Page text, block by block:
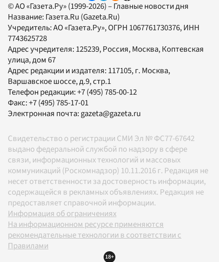
© АО «Газета.Ру» (1999-2026) – Главные новости дня
Название: Газета.Ru (Gazeta.Ru)
Учредитель:АО «Газета.Ру», ОГРН 1067761730376, ИНН
7743625728
Адрес учредителя: 125239, Россия, Москва, Коптевская
улица, дом 67
Адрес редакции и издателя: 117105, г. Москва,
Варшавское шоссе, д.9, стр.1
Телефон редакции:+7 (495) 785-00-12
Факс:+7 (495) 785-17-01
Электронная почта:gazeta@gazeta.ru
Свидетельство о регистрации СМИ Эл № ФС77-67642
выдано федеральной службой по надзору в сфере
связи, информационных технологий и массовых
коммуникаций (Роскомнадзор) 10.11.2016 г. Редакция не
несет ответственности за достоверность информации,
содержащейся в рекламных объявлениях. Редакция не
предоставляет справочной информации.
Информация об ограничениях
На информационном ресурсе применяются
рекомендательные технологии в соответствии с
Правилами
18+